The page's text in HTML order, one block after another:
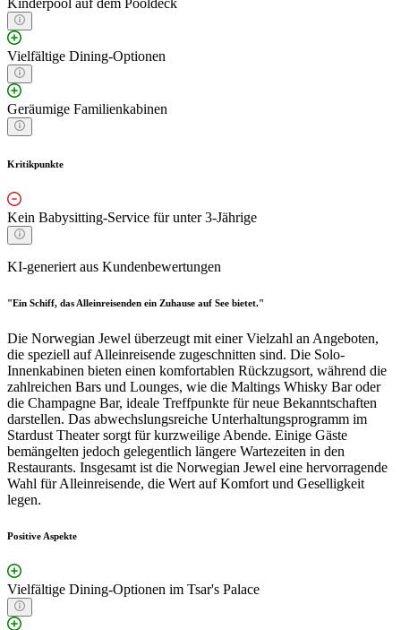
Kinderpool auf dem Pooldeck
Vielfältige Dining-Optionen
Geräumige Familienkabinen
Kritikpunkte
Kein Babysitting-Service für unter 3-Jährige
KI-generiert aus Kundenbewertungen
"Ein Schiff, das Alleinreisenden ein Zuhause auf See bietet."
Die Norwegian Jewel überzeugt mit einer Vielzahl an Angeboten,
die speziell auf Alleinreisende zugeschnitten sind. Die Solo-
Innenkabinen bieten einen komfortablen Rückzugsort, während die
zahlreichen Bars und Lounges, wie die Maltings Whisky Bar oder
die Champagne Bar, ideale Treffpunkte für neue Bekanntschaften
darstellen. Das abwechslungsreiche Unterhaltungsprogramm im
Stardust Theater sorgt für kurzweilige Abende. Einige Gäste
bemängelten jedoch gelegentlich längere Wartezeiten in den
Restaurants. Insgesamt ist die Norwegian Jewel eine hervorragende
Wahl für Alleinreisende, die Wert auf Komfort und Geselligkeit
legen.
Positive Aspekte
Vielfältige Dining-Optionen im Tsar's Palace